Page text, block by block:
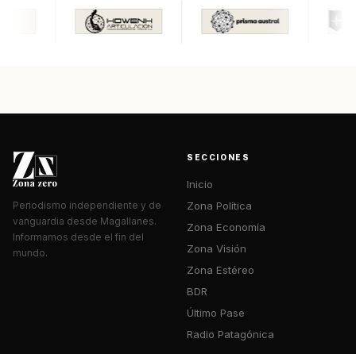
Periodismo independiente y de
vanguardia desde Magallanes.
Informamos desde el fin del
mundo.
SECCIONES
Inicio
Zona Política
Zona Economía
Zona Visión
Zona Estéreo
BDR
Último Pase
Radio Patagónica